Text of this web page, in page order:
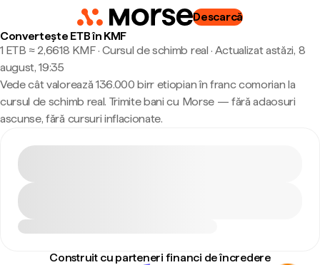
Descarcă
Convertește ETB în KMF
1 ETB ≈ 2,6618 KMF · Cursul de schimb real · Actualizat astăzi, 8
august, 19:35
Vede cât valorează 136.000 birr etiopian în franc comorian la
cursul de schimb real. Trimite bani cu Morse — fără adaosuri
ascunse, fără cursuri inflacionate.
Construit cu parteneri financi de încredere